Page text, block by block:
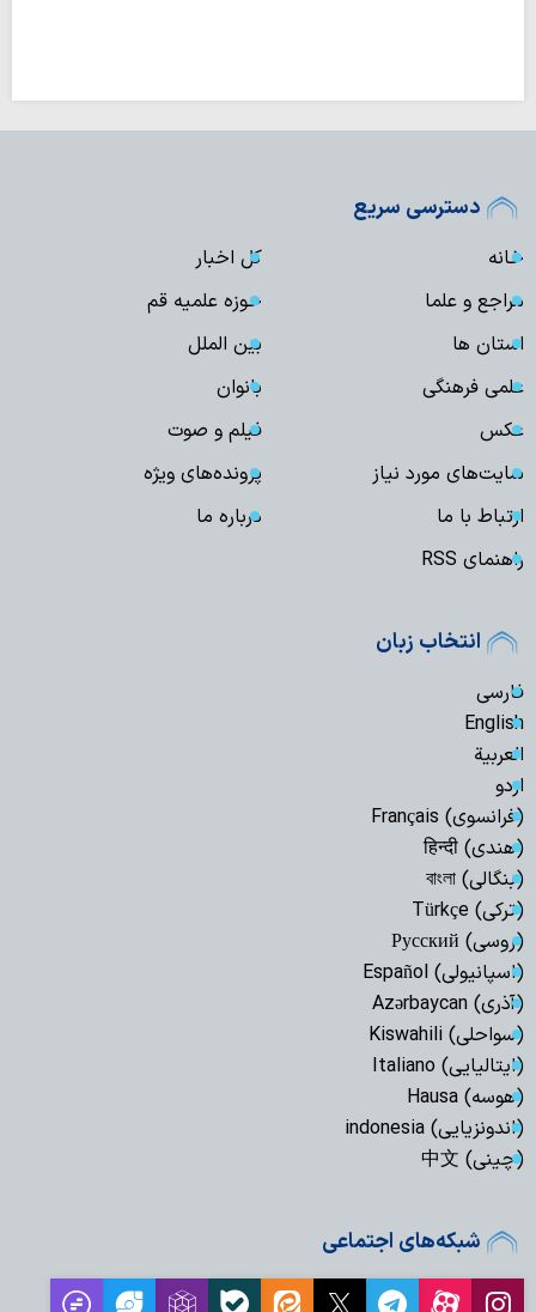
دسترسی سریع
خانه
کل اخبار
مراجع و علما
حوزه علمیه قم
استان ها
بین الملل
علمی فرهنگی
بانوان
عکس
فیلم و صوت
سایت‌های مورد نیاز
پرونده‌های ویژه
ارتباط با ما
درباره ما
راهنمای RSS
انتخاب زبان
فارسی
English
العربیة
اردو
(فرانسوی) Français
(هندی) हिन्दी
(بنگالی) বাংলা
(ترکی) Türkçe
(روسی) Русский
(اسپانیولی) Español
(آذری) Azərbaycan
(سواحلی) Kiswahili
(ایتالیایی) Italiano
(هوسه) Hausa
(اندونزیایی) indonesia
(چینی) 中文
شبکه‌های اجتماعی